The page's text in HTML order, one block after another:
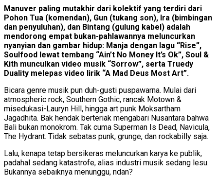
Manuver paling mutakhir dari kolektif yang terdiri dari
Pohon Tua (komendan), Gun (tukang son), Ira (bimbingan
dan penyuluhan), dan Bintang (gulung kabel) adalah
mendorong empat bukan-pahlawannya meluncurkan
nyanyian dan gambar hidup: Manja dengan lagu “Rise”,
Soulfood lewat tembang “Ain’t No Money It’s Ok”, Soul &
Kith munculkan video musik “Sorrow”, serta Truedy
Duality melepas video lirik “A Mad Deus Most Art”.
Bicara genre musik pun duh-gusti puspawarna. Mulai dari
atmospheric rock, Southern Gothic, rancak Motown &
misedukasi-Lauryn Hill, hingga art punk Moksartham
Jagadhita. Bak hendak berteriak mengabari Nusantara bahwa
Bali bukan monokrom. Tak cuma Superman Is Dead, Navicula,
The Hydrant. Tidak sebatas punk, grunge, dan rockabilly saja.
Lalu, kenapa tetap bersikeras meluncurkan karya ke publik,
padahal sedang katastrofe, alias industri musik sedang lesu.
Bukannya sebaiknya menunggu, ndan?